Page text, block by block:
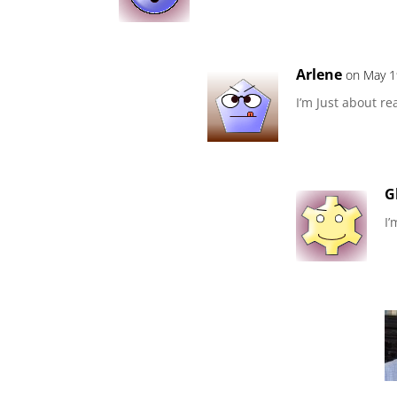
Arlene on May
I’m Just about